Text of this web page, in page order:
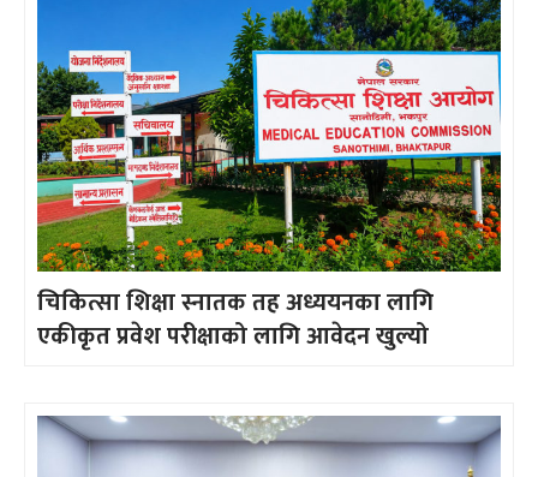
चिकित्सा शिक्षा स्नातक तह अध्ययनका लागि
एकीकृत प्रवेश परीक्षाको लागि आवेदन खुल्यो